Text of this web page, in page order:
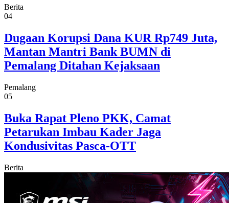
Berita
04
Dugaan Korupsi Dana KUR Rp749 Juta,
Mantan Mantri Bank BUMN di
Pemalang Ditahan Kejaksaan
Pemalang
05
Buka Rapat Pleno PKK, Camat
Petarukan Imbau Kader Jaga
Kondusivitas Pasca-OTT
Berita